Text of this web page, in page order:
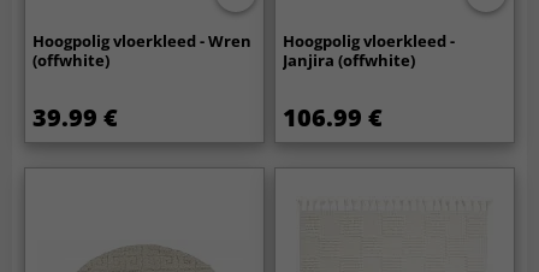
Hoogpolig vloerkleed - Wren
(offwhite)
39.99 €
Hoogpolig vloerkleed -
Janjira (offwhite)
106.99 €